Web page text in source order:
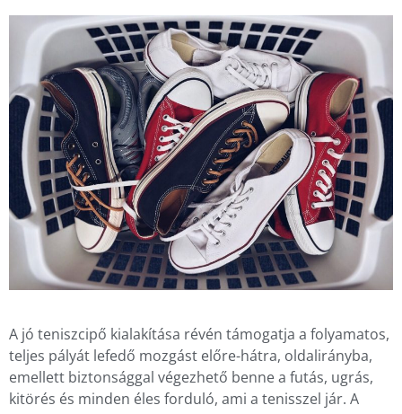
A jó teniszcipő kialakítása révén támogatja a folyamatos,
teljes pályát lefedő mozgást előre-hátra, oldalirányba,
emellett biztonsággal végezhető benne a futás, ugrás,
kitörés és minden éles forduló, ami a tenisszel jár. A